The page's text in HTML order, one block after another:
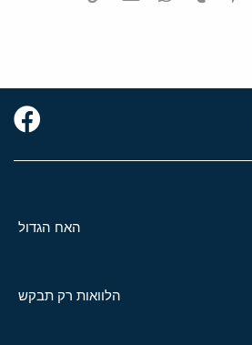
האח הגדול
הלוואות רק תבקש